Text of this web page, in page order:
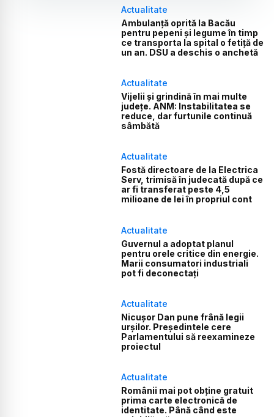
Actualitate
Ambulanță oprită la Bacău
pentru pepeni și legume în timp
ce transporta la spital o fetiță de
un an. DSU a deschis o anchetă
Actualitate
Vijelii și grindină în mai multe
județe. ANM: Instabilitatea se
reduce, dar furtunile continuă
sâmbătă
Actualitate
Fostă directoare de la Electrica
Serv, trimisă în judecată după ce
ar fi transferat peste 4,5
milioane de lei în propriul cont
Actualitate
Guvernul a adoptat planul
pentru orele critice din energie.
Marii consumatori industriali
pot fi deconectați
Actualitate
Nicușor Dan pune frână legii
urșilor. Președintele cere
Parlamentului să reexamineze
proiectul
Actualitate
Românii mai pot obține gratuit
prima carte electronică de
identitate. Până când este